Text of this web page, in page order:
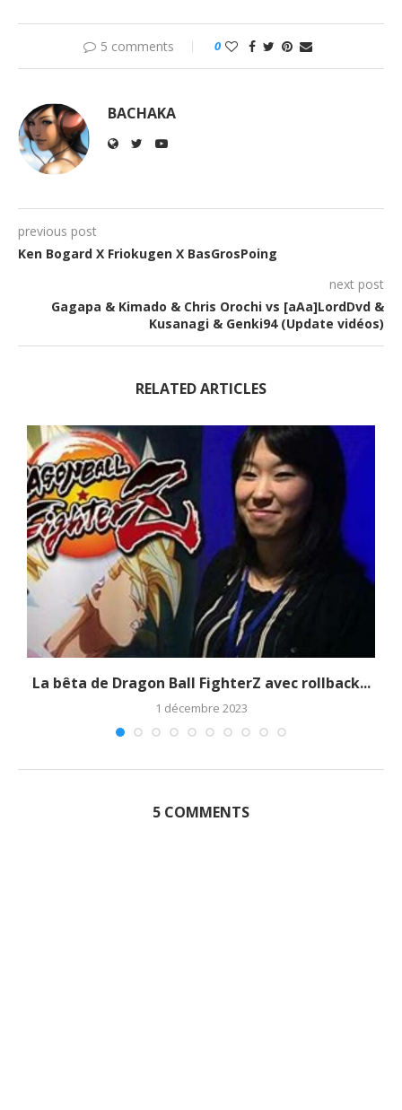
5 comments 0
BACHAKA
previous post
Ken Bogard X Friokugen X BasGrosPoing
next post
Gagapa & Kimado & Chris Orochi vs [aAa]LordDvd &
Kusanagi & Genki94 (Update vidéos)
RELATED ARTICLES
La bêta de Dragon Ball FighterZ avec rollback...
1 décembre 2023
5 COMMENTS